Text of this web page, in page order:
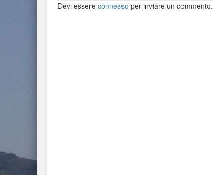
Devi essere connesso per inviare un commento.